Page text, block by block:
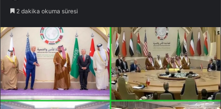
2 dakika okuma süresi